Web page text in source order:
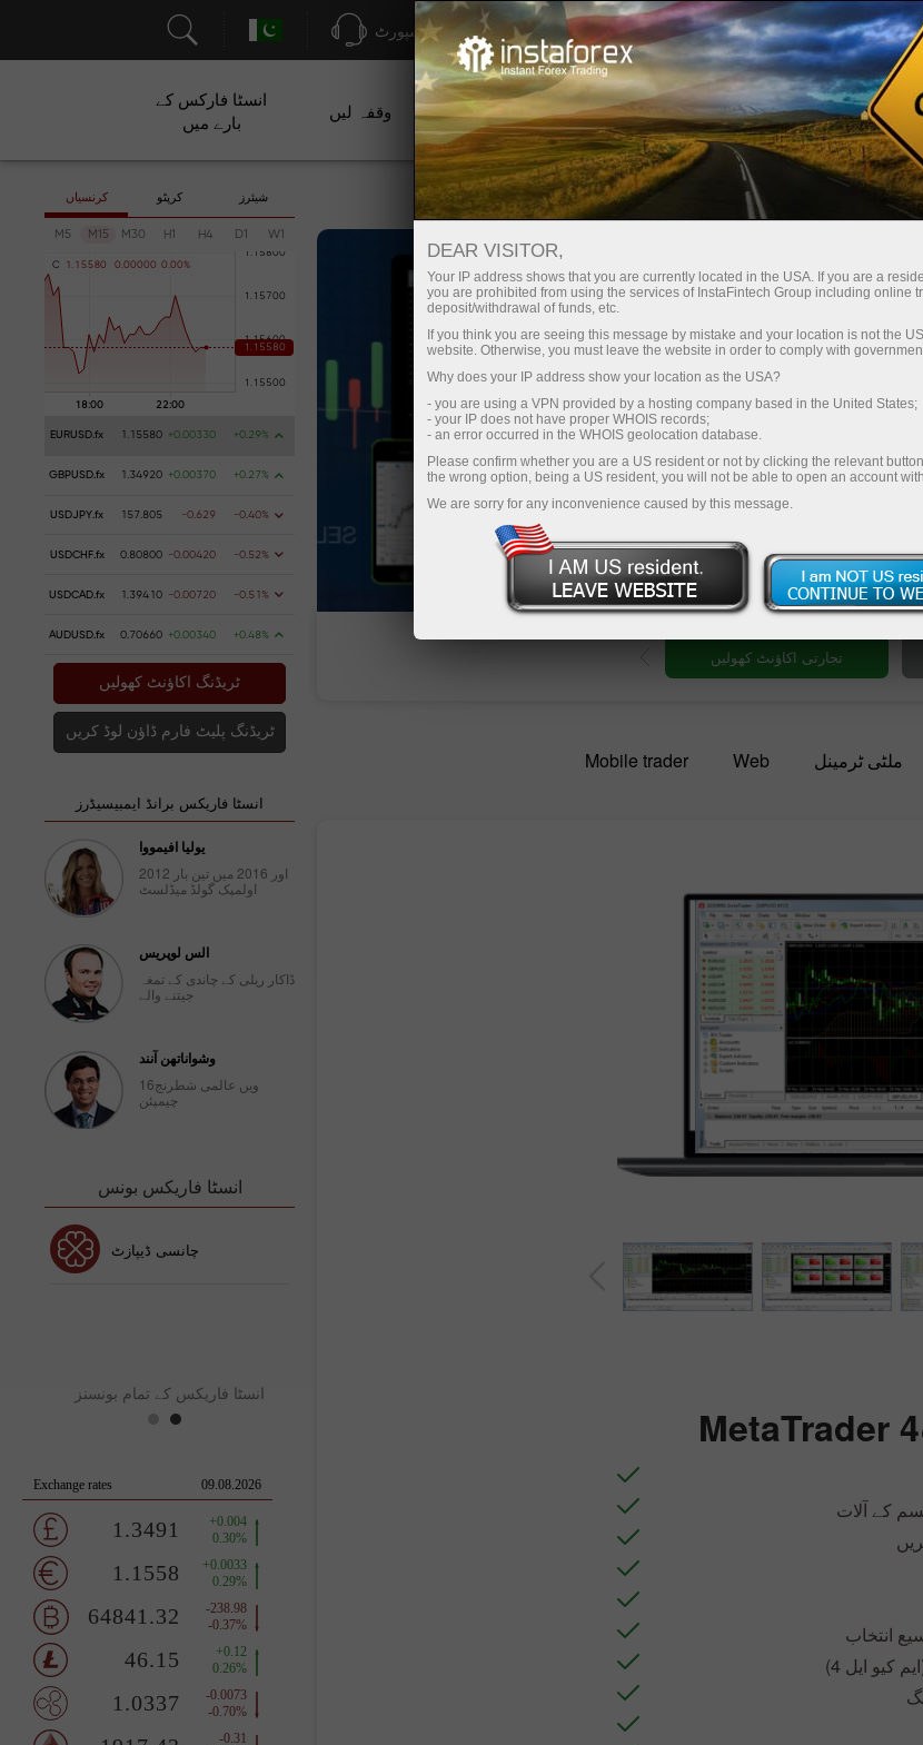
سپورٹ فوری اکاونٹ کھولیں تجارتی پلیٹ فارم
سرمایہ کاروں کے
لیے
شراکت داروں کے
لئے
مہمات وقفہ لیں
انسٹا فارکس کے
بارے میں
تجارتی اکاؤنٹ کھولیں
ملٹی ٹرمینل Web
Mobile trader
MetaTrader 4
کے آلات
انتخاب
کیو ایل 4)
کرنسیاں کرپٹو شیئرز
M5 M15 M30 H1 H4 D1 W1
C 1 . 1 5580 0 .00000 0 .00%
EURUSD.fx 1.15580 +0.00330 +0.29%
GBPUSD.fx 1.34920 +0.00370 +0.27%
USDJPY.fx 157.805 -0.629 -0.40%
USDCHF.fx 0.80800 -0.00420 -0.52%
USDCAD.fx 1.39410 -0.00720 -0.51%
AUDUSD.fx 0.70660 +0.00340 +0.48%
ٹریڈنگ اکاؤنٹ کھولیں
ٹریڈنگ پلیٹ فارم ڈاؤن لوڈ کریں
انسٹا فاریکس برانڈ ایمبیسیڈرز
یولیا افیمووا
2012 اور 2016 میں تین بار
اولمپک گولڈ میڈلسٹ
الس لوپریس
ڈاکار ریلی کے چاندی کے تمغہ
جیتنے والے
وشواناتھن آنند
16ویں عالمی شطرنج
چیمپئن
انسٹا فاریکس بونس
چانسی ڈیپازٹ چانسی ڈیپازٹ
انسٹا فاریکس کے تمام بونسنز
DEAR VISITOR,
Your IP address shows that you are currently located in the USA. If you are a
you are prohibited from using the services of InstaFintech Group including online
deposit/withdrawal of funds, etc.
If you think you are seeing this message by mistake and your location is not the
website. Otherwise, you must leave the website in order to comply with
Why does your IP address show your location as the USA?
- you are using a VPN provided by a hosting company based in the United States;
- your IP does not have proper WHOIS records;
- an error occurred in the WHOIS geolocation database.
Please confirm whether you are a US resident or not by clicking the relevant
the wrong option, being a US resident, you will not be able to open an account
We are sorry for any inconvenience caused by this message.